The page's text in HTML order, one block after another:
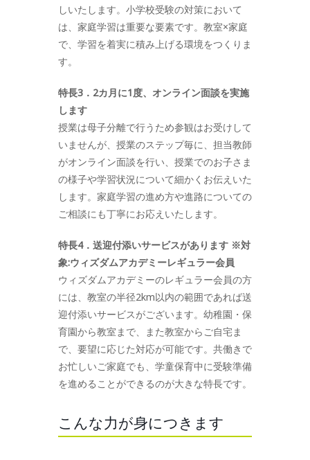
しいたします。小学校受験の対策において
は、家庭学習は重要な要素です。教室×家庭
で、学習を着実に積み上げる環境をつくりま
す。
特長3．2カ月に1度、オンライン面談を実施
します
授業は母子分離で行うため参観はお受けして
いませんが、授業のステップ毎に、担当教師
がオンライン面談を行い、授業でのお子さま
の様子や学習状況について細かくお伝えいた
します。家庭学習の進め方や進路についての
ご相談にも丁寧にお応えいたします。
特長4．送迎付添いサービスがあります ※対
象:ウィズダムアカデミーレギュラー会員
ウィズダムアカデミーのレギュラー会員の方
には、教室の半径2km以内の範囲であれば送
迎付添いサービスがございます。幼稚園・保
育園から教室まで、また教室からご自宅ま
で、要望に応じた対応が可能です。共働きで
お忙しいご家庭でも、学童保育中に受験準備
を進めることができるのが大きな特長です。
こんな力が身につきます